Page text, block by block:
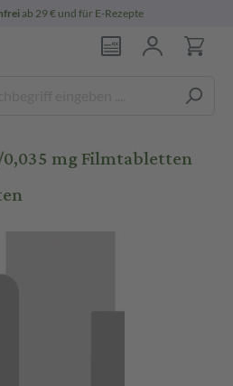
ab 29 € und für E-Rezepte
0,035 mg Filmtabletten